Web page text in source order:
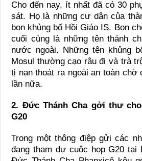
Cho đến nay, ít nhất đã có 30
sát. Họ là những cư dân của
bọn khủng bố Hồi Giáo IS. Bọn
cuối cùng là những tên thánh
nước ngoài. Những tên khủng
Mosul thường cạo râu đi và trà
tị nạn thoát ra ngoài an toàn chờ
lần nữa.
2. Đức Thánh Cha gởi thư
G20
Trong một thông điệp gửi các
đang tham dự cuộc họp G20 tại